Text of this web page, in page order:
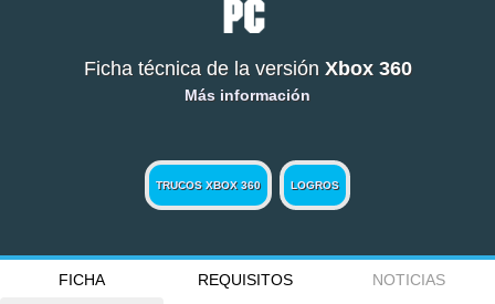
Ficha técnica de la versión Xbox 360
Más información
TRUCOS XBOX 360 LOGROS
FICHA REQUISITOS
NOTICIAS